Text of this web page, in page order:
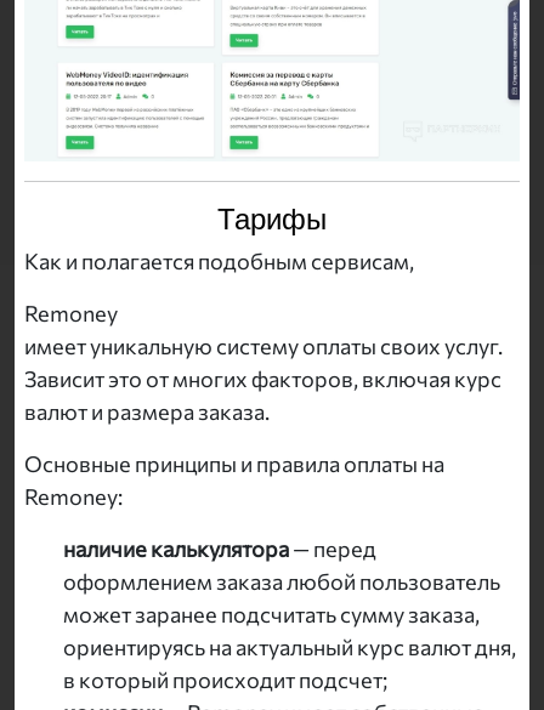
Тарифы
Как и полагается подобным сервисам,
Remoney
имеет уникальную систему оплаты своих услуг.
Зависит это от многих факторов, включая курс
валют и размера заказа.
Основные принципы и правила оплаты на
Remoney:
наличие калькулятора— перед
оформлением заказа любой пользователь
может заранее подсчитать сумму заказа,
ориентируясь на актуальный курс валют дня,
в который происходит подсчет;